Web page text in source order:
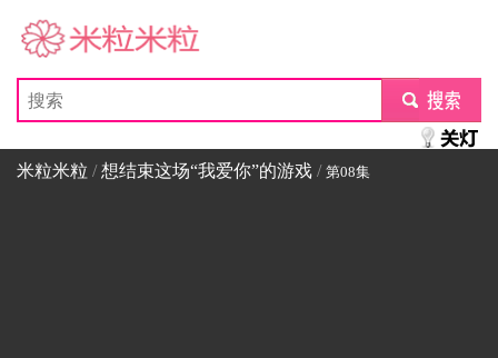
米粒米粒
submit
米粒米粒 /想结束这场“我爱你”的游戏 / 第08集